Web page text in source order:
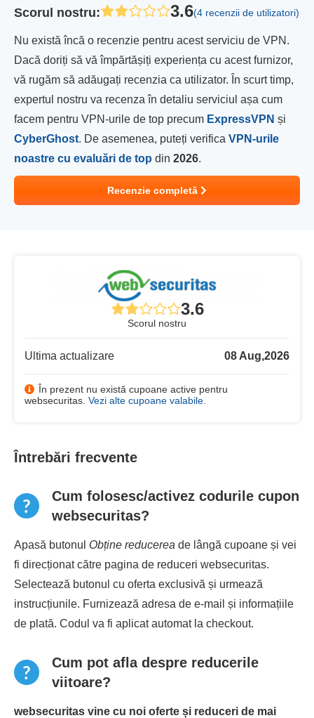
Scorul nostru: 3.6(4 recenzii de utilizatori)
Nu există încă o recenzie pentru acest serviciu de VPN.
Dacă doriți să vă împărtășiți experiența cu acest furnizor,
vă rugăm să adăugați recenzia ca utilizator. În scurt timp,
expertul nostru va recenza în detaliu serviciul așa cum
facem pentru VPN-urile de top precum ExpressVPN și
CyberGhost. De asemenea, puteți verifica VPN-urile
noastre cu evaluări de top din 2026.
Recenzie completă
3.6
Scorul nostru
Ultima actualizare 08 Aug,2026
În prezent nu există cupoane active pentru
websecuritas. Vezi alte cupoane valabile
Întrebări frecvente
Cum folosesc/activez codurile cupon
websecuritas?
Apasă butonul Obține reducerea de lângă cupoane și vei
fi direcționat către pagina de reduceri websecuritas.
Selectează butonul cu oferta exclusivă și urmează
instrucțiunile. Furnizează adresa de e-mail și informațiile
de plată. Codul va fi aplicat automat la checkout.
Cum pot afla despre reducerile
viitoare?
websecuritas vine cu noi oferte și reduceri de mai